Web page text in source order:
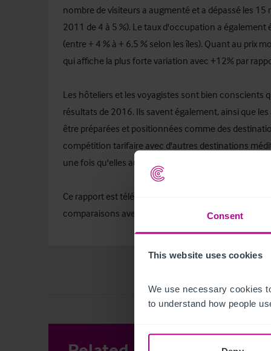
Consent
This website uses cookies
We use necessary cookies
to understand how people
nombre de visiteurs a augmenté et a dépassé les
2011 de 4 à 5 %). Le taux d'occupation a
(entre + 4 % à + 6,5 % selon les îles). Quant au prix
qui affiche la plus forte variation avec +12% par
Les hôteliers et les voyagistes sont bien conscients
résultats de 2016. Ils savent également, ainsi que
être préparées et positionnées comme des
compétition tarifaire avec d'autres destinations
une fois qu'elles auront retrouvé leur position
Ce rapport est téléchargeable sur le
comparaisons avec les années précédentes